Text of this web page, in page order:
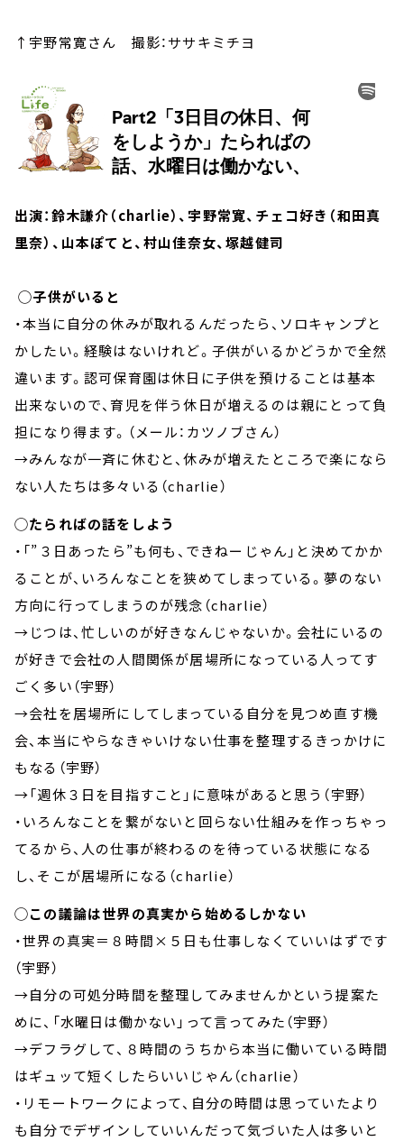
↑宇野常寛さん 撮影：ササキミチヨ
出演：鈴木謙介（charlie）、宇野常寛、チェコ好き（和田真
里奈）、山本ぽてと、村山佳奈女、塚越健司
◯子供がいると
・本当に自分の休みが取れるんだったら、ソロキャンプと
かしたい。経験はないけれど。子供がいるかどうかで全然
違います。認可保育園は休日に子供を預けることは基本
出来ないので、育児を伴う休日が増えるのは親にとって負
担になり得ます。（メール：カツノブさん）
→みんなが一斉に休むと、休みが増えたところで楽になら
ない人たちは多々いる（charlie）
◯たらればの話をしよう
・「”３日あったら”も何も、できねーじゃん」と決めてかか
ることが、いろんなことを狭めてしまっている。夢のない
方向に行ってしまうのが残念（charlie）
→じつは、忙しいのが好きなんじゃないか。会社にいるの
が好きで会社の人間関係が居場所になっている人ってす
ごく多い（宇野）
→会社を居場所にしてしまっている自分を見つめ直す機
会、本当にやらなきゃいけない仕事を整理するきっかけに
もなる（宇野）
→「週休３日を目指すこと」に意味があると思う（宇野）
・いろんなことを繋がないと回らない仕組みを作っちゃっ
てるから、人の仕事が終わるのを待っている状態になる
し、そこが居場所になる（charlie）
◯この議論は世界の真実から始めるしかない
・世界の真実＝８時間×５日も仕事しなくていいはずです
（宇野）
→自分の可処分時間を整理してみませんかという提案た
めに、「水曜日は働かない」って言ってみた（宇野）
→デフラグして、８時間のうちから本当に働いている時間
はギュッて短くしたらいいじゃん（charlie）
・リモートワークによって、自分の時間は思っていたより
も自分でデザインしていいんだって気づいた人は多いと